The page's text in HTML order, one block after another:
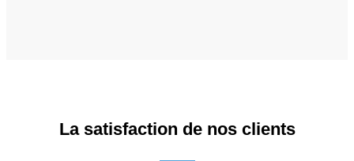
La satisfaction de nos clients